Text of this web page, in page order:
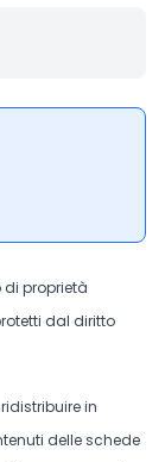
di proprietà
dal diritto
in
delle schede